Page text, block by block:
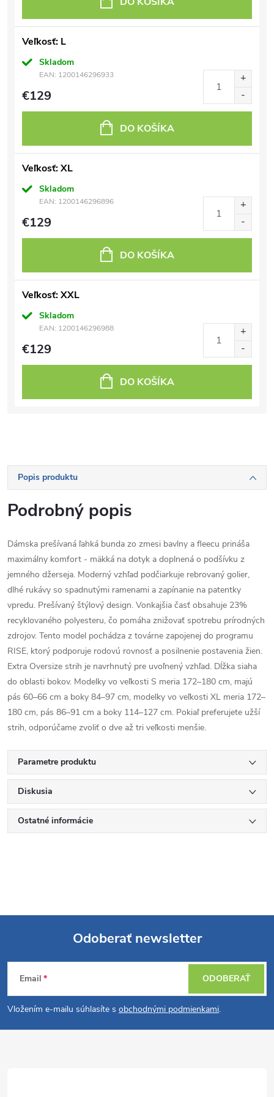
Veľkosť: L
Skladom
EAN: 1200146296933
€129
DO KOŠÍKA
Veľkosť: XL
Skladom
EAN: 1200146296896
€129
DO KOŠÍKA
Veľkosť: XXL
Skladom
EAN: 1200146296988
€129
DO KOŠÍKA
Popis produktu
Podrobný popis
Dámska prešívaná ľahká bunda zo zmesi bavlny a fleecu prináša
maximálny komfort - mäkká na dotyk a doplnená o podšívku z
jemného džerseja. Moderný vzhľad podčiarkuje rebrovaný golier,
dlhé rukávy so spadnutými ramenami a zapínanie na patentky
vpredu. Prešívaný štýlový design. Vonkajšia časť obsahuje 23%
recyklovaného polyesteru, čo pomáha znižovať spotrebu prírodných
zdrojov. Tento model pochádza z továrne zapojenej do programu
RISE, ktorý podporuje rodovú rovnosť a posilnenie postavenia žien.
Extra Oversize strih je navrhnutý pre uvoľnený vzhľad. Dĺžka siaha
do oblasti bokov. Modelky vo veľkosti S meria 172–180 cm, majú
pás 60–66 cm a boky 84–97 cm, modelky vo veľkosti XL meria 172–
180 cm, pás 86–91 cm a boky 114–127 cm. Pokiaľ preferujete užší
strih, odporúčame zvoliť o dve až tri veľkosti menšie.
Parametre produktu
Diskusia
Ostatné informácie
Z
á
p
Odoberať newsletter
Email
Vložením e-mailu súhlasíte s obchodnými podmienkami.
ODOBERAŤ